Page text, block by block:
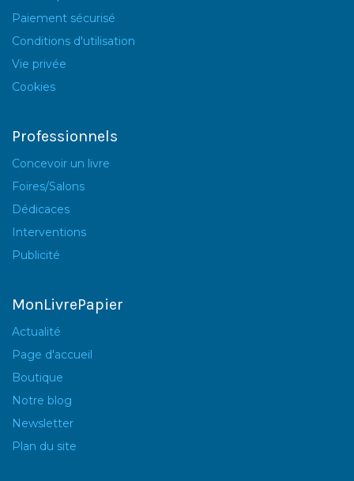
Paiement sécurisé
Conditions d'utilisation
Vie privée
Cookies
Professionnels
Concevoir un livre
Foires/Salons
Dédicaces
Interventions
Publicité
MonLivrePapier
Actualité
Page d'accueil
Boutique
Notre blog
Newsletter
Plan du site